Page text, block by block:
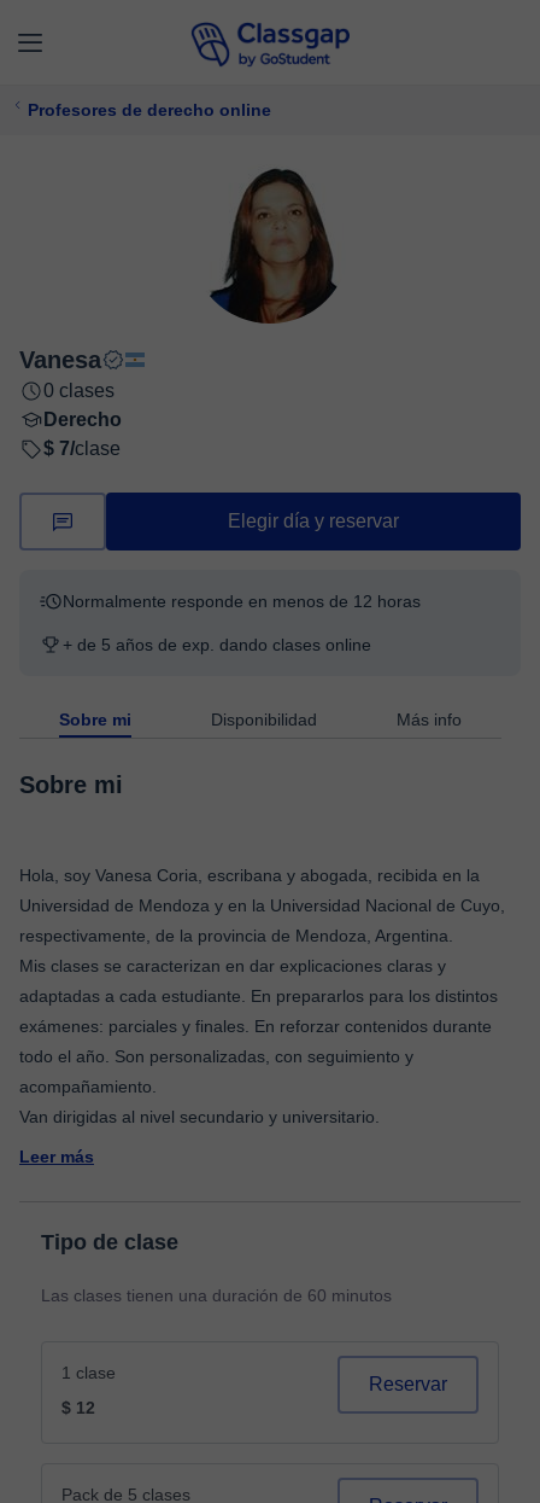
Profesores de derecho online
Vanesa
0 clases
Derecho
$ 7/clase
Elegir día y reservar
Normalmente responde en menos de 12 horas
+ de 5 años de exp. dando clases online
Sobre mi Disponibilidad Más info
Sobre mi
Hola, soy Vanesa Coria, escribana y abogada, recibida en la
Universidad de Mendoza y en la Universidad Nacional de Cuyo,
respectivamente, de la provincia de Mendoza, Argentina.
Mis clases se caracterizan en dar explicaciones claras y
adaptadas a cada estudiante. En prepararlos para los distintos
exámenes: parciales y finales. En reforzar contenidos durante
todo el año. Son personalizadas, con seguimiento y
acompañamiento.
Leer más
Tipo de clase
Las clases tienen una duración de 60 minutos
1 clase
$ 12
Reservar
Pack de 5 clases